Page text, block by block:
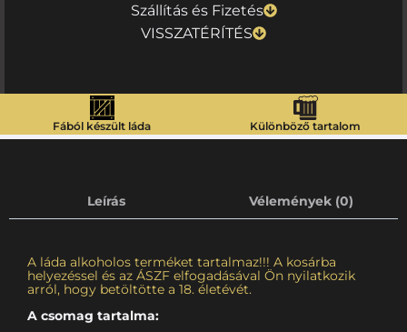
Szállítás és Fizetés
VISSZATÉRÍTÉS
Fából készült láda Különböző tartalom
Leírás Vélemények (0)
A láda alkoholos terméket tartalmaz!!! A kosárba
helyezéssel és az ÁSZF elfogadásával Ön nyilatkozik
arról, hogy betöltötte a 18. életévét.
A csomag tartalma: